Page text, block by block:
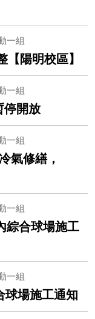
一組
陽明校區】
一組
停開放
一組
氣修繕，
一組
綜合球場施工
一組
球場施工通知